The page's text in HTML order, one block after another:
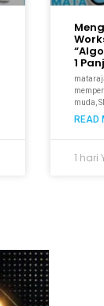
1
muda,
READ
1 hari